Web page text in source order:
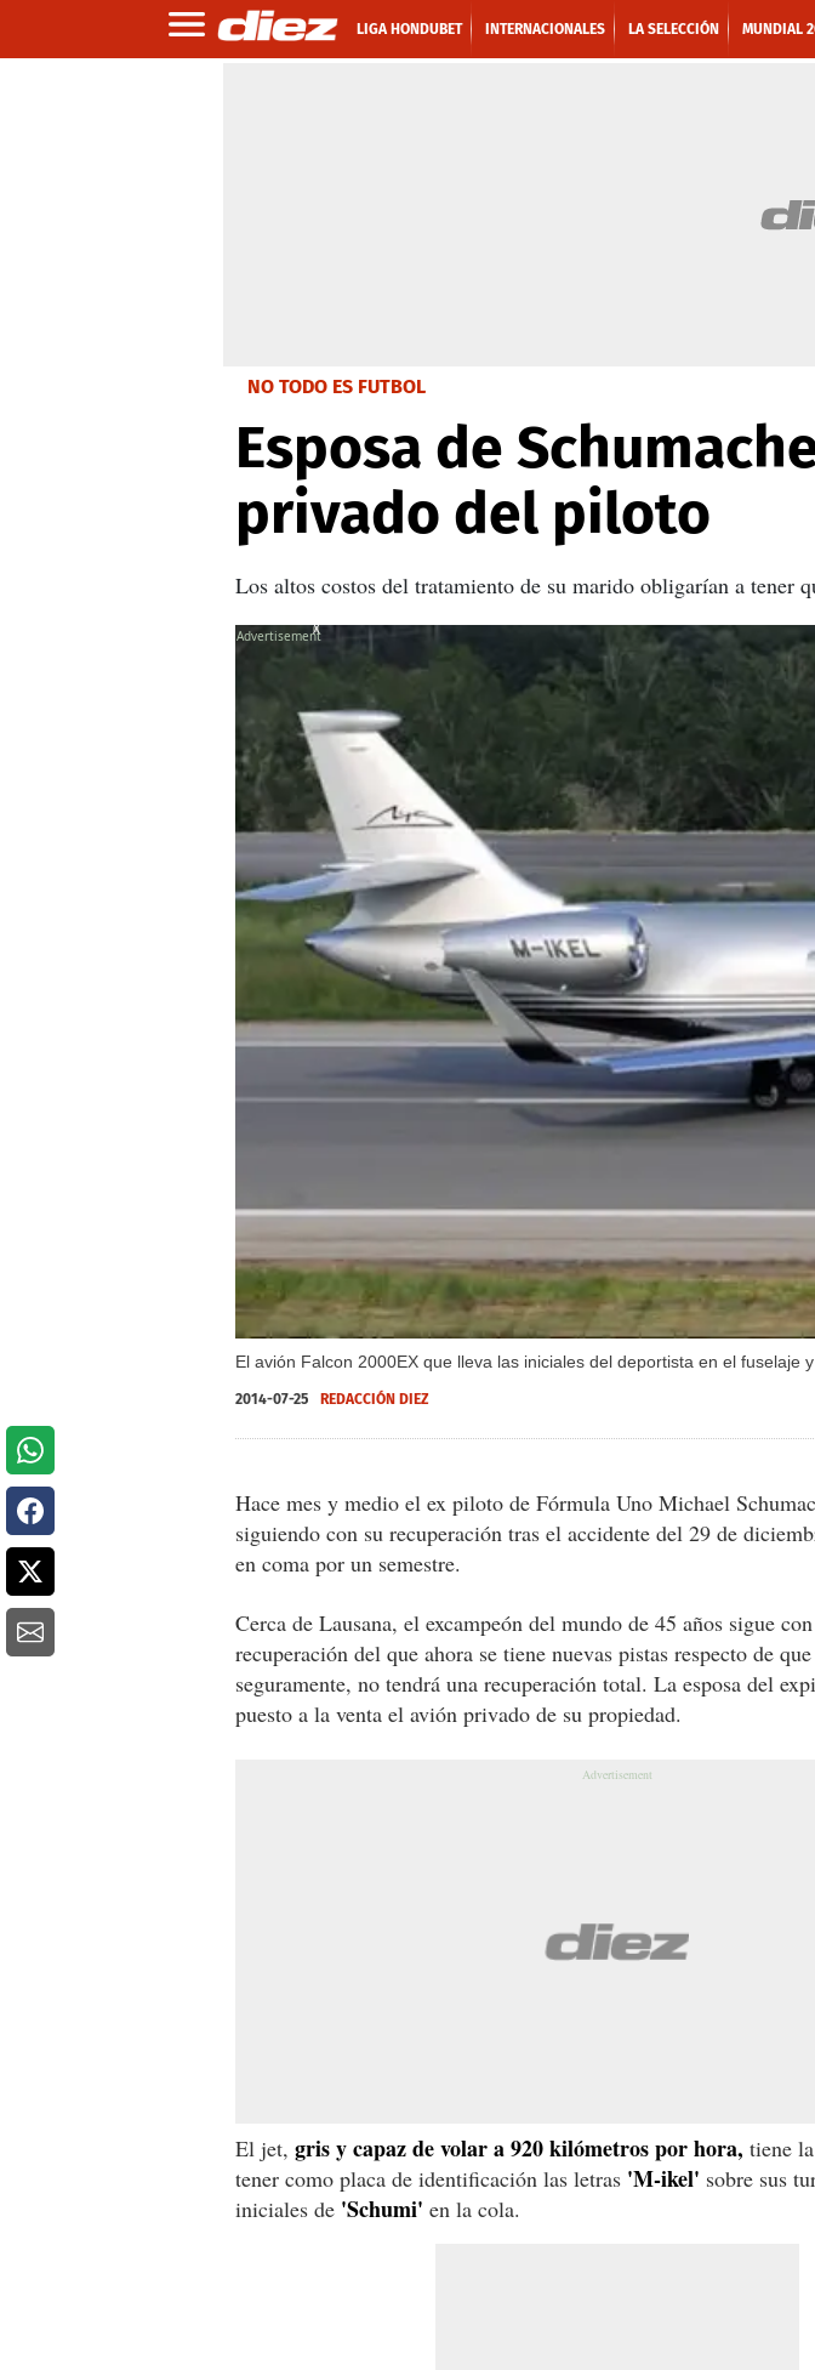
LIGA HONDUBET INTERNACIONALES LA SELECCIÓN MUNDIAL
NO TODO ES FUTBOL
Esposa de
privado del piloto
Los altos costos del tratamiento de su marido obligarían a tener
El avión Falcon 2000EX que lleva las iniciales del deportista en el
X
2014-07-25 REDACCIÓN DIEZ
Hace mes y medio el ex piloto de Fórmula Uno Michael
siguiendo con su recuperación tras el accidente del 29 de
en coma por un semestre.
Cerca de Lausana, el excampeón del mundo de 45 años sigue
recuperación del que ahora se tiene nuevas pistas respecto de
seguramente, no tendrá una recuperación total. La esposa del
puesto a la venta el avión privado de su propiedad.
El jet, gris y capaz de volar a 920 kilómetros por hora, tiene
tener como placa de identificación las letras 'M-ikel' sobre sus
iniciales de 'Schumi' en la cola.